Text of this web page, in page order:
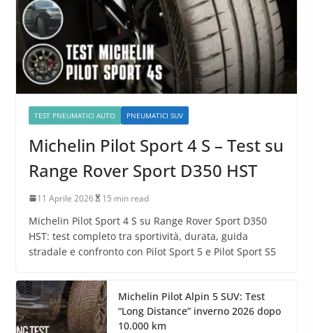
TEST PNEUMATICI AUTO PNEUMATICI SUV
Michelin Pilot Sport 4 S – Test su
Range Rover Sport D350 HST
11 Aprile 2026 15 min read
Michelin Pilot Sport 4 S su Range Rover Sport D350
HST: test completo tra sportività, durata, guida
stradale e confronto con Pilot Sport 5 e Pilot Sport S5
Michelin Pilot Alpin 5 SUV: Test
“Long Distance” inverno 2026 dopo
10.000 km